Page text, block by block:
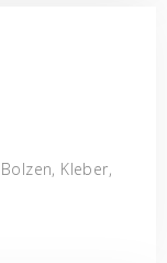
Kleber,